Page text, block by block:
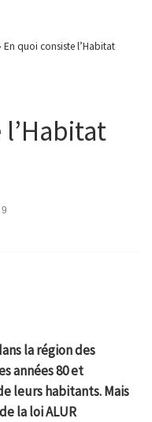
En quoi consiste l’Habitat
la région des
années 80 et
leurs habitants. Mais
la loi ALUR